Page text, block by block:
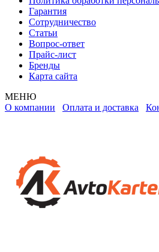
Гарантия
Сотрудничество
Статьи
Вопрос-ответ
Прайс-лист
Бренды
Карта сайта
МЕНЮ
О компании Оплата и доставка